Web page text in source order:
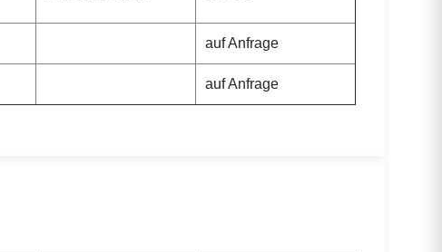
auf Anfrage
auf Anfrage